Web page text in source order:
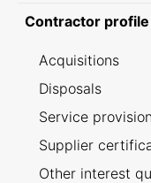
Contractor profile
Acquisitions
Disposals
Service provision
Supplier
Other interest